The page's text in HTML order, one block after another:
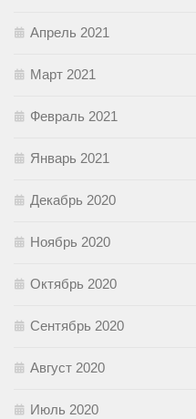
Апрель 2021
Март 2021
Февраль 2021
Январь 2021
Декабрь 2020
Ноябрь 2020
Октябрь 2020
Сентябрь 2020
Август 2020
Июль 2020